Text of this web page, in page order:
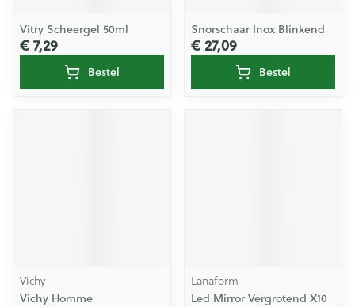
Vitry Scheergel 50ml
€ 7,29
Bestel
Snorschaar Inox Blinkend
€ 27,09
Bestel
Vichy
Vichy Homme
Lanaform
Led Mirror Vergrotend X10